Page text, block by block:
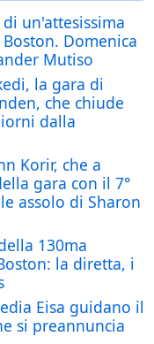
un'attesissima
Domenica
Mutiso
la gara di
che chiude
dalla
Korir, che a
gara con il 7°
assolo di Sharon
130ma
la diretta, i
Eisa guidano il
si preannuncia